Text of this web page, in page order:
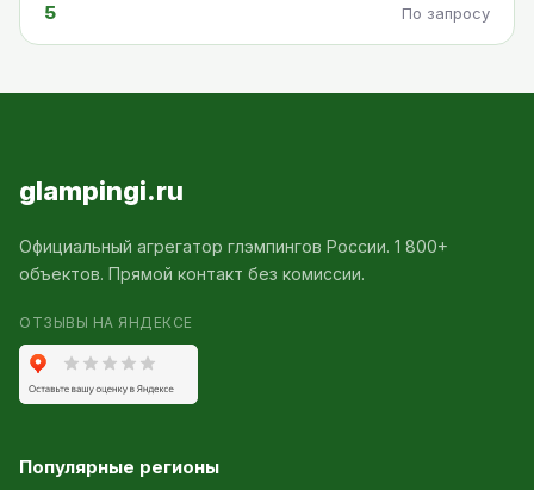
5 По запросу
glampingi.ru
Официальный агрегатор глэмпингов России. 1 800+
объектов. Прямой контакт без комиссии.
ОТЗЫВЫ НА ЯНДЕКСЕ
Популярные регионы